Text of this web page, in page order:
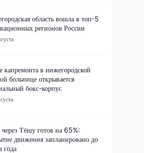
область вошла в топ-5
регионов России
капремонта в нижегородской
больнице открывается
бокс-корпус
Тёшу готов на 65%:
движения запланировано до
года